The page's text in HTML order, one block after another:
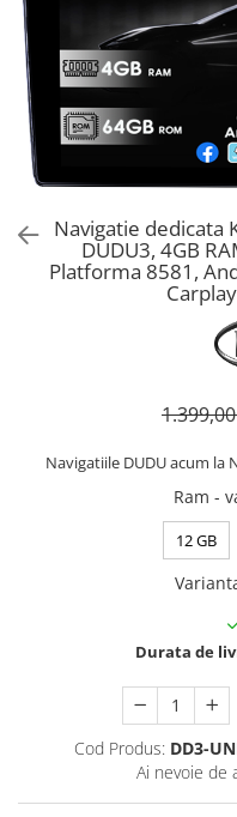
Navigatie dedicata
DUDU3, 4GB
Platforma 8581,
Navigatiile DUDU acum la
Ram -
12 GB
Durata de
Cod Produs: DD3-
Ai nevoie de